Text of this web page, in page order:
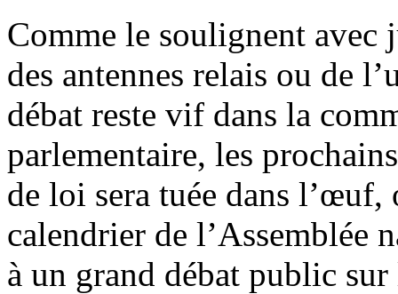
Comme le soulignent avec
des antennes relais ou de
débat reste vif dans la
parlementaire, les
de loi sera tuée dans
calendrier de l’Assemblée
à un grand débat public